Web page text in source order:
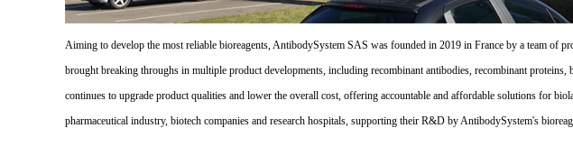
Aiming to develop the most reliable bioreagents, AntibodySystem SAS was founded in 2019 in France by a team of
brought breaking throughs in multiple product developments, including recombinant antibodies, recombinant
continues to upgrade product qualities and lower the overall cost, offering accountable and affordable solutions for
pharmaceutical industry, biotech companies and research hospitals, supporting their R&D by AntibodySystem's